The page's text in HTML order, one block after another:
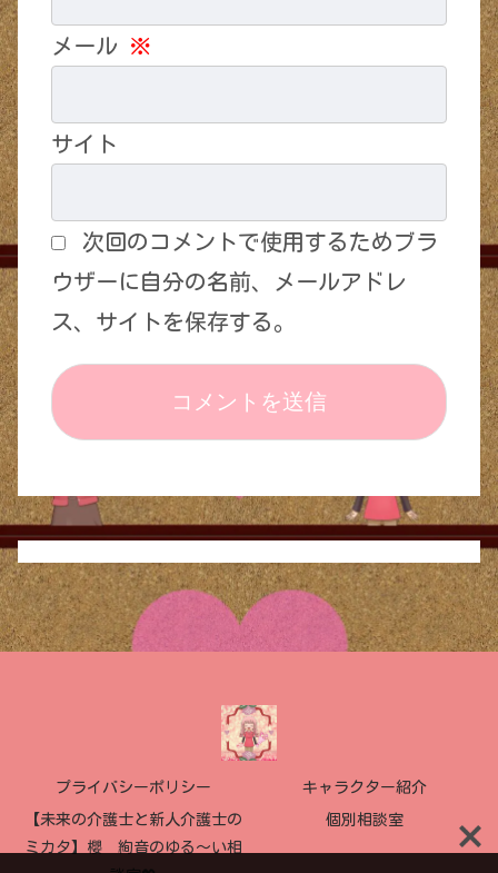
メール ※
サイト
次回のコメントで使用するためブラ
ウザーに自分の名前、メールアドレ
ス、サイトを保存する。
プライバシーポリシー キャラクター紹介
【未来の介護士と新人介護士の
ミカタ】櫻 絢音のゆる〜い相
個別相談室